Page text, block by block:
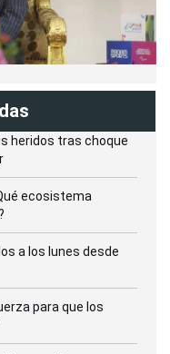
heridos tras choque
ecosistema
a los lunes desde
para que los